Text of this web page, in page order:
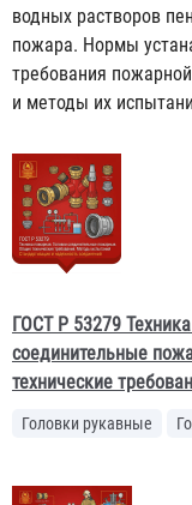
водных растворов
пожара. Нормы
требования
и методы их
ГОСТ Р 53279
соединительные
технические
Головки рукавные